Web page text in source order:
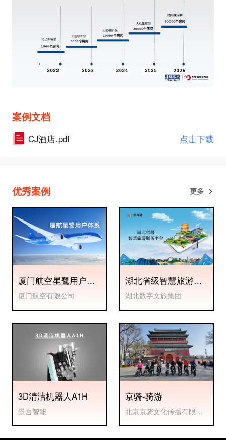
案例文档
CJ酒店.pdf 点击下载
优秀案例 更多
厦门航空星鹭用户体
系
厦门航空有限公司
湖北省级智慧旅游服
务平台
湖北数字文旅集团
3D清洁机器人A1H
景吾智能
京骑-骑游
北京京骑文化传播有限公